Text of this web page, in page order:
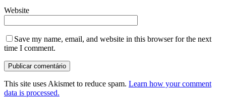
Website
Save my name, email, and website in this browser for the next
time I comment.
This site uses Akismet to reduce spam. Learn how your comment
data is processed.